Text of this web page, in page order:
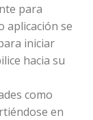
para
aplicación se
iniciar
hacia su
como
en